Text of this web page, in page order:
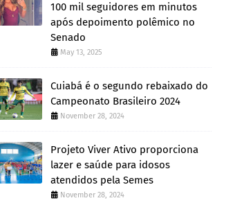
100 mil seguidores em minutos
após depoimento polêmico no
Senado
May 13, 2025
Cuiabá é o segundo rebaixado do
Campeonato Brasileiro 2024
November 28, 2024
Projeto Viver Ativo proporciona
lazer e saúde para idosos
atendidos pela Semes
November 28, 2024